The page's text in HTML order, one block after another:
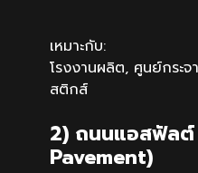
เหมาะกับ:
โรงงานผลิต, ศูนย์กระ
สติกส์
2) ถนนแอสฟัล
Pavement)